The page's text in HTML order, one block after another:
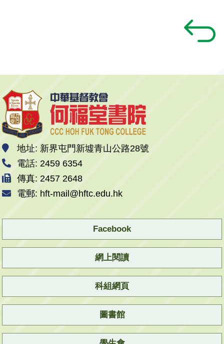
地址: 新界屯門新墟青山公路28號
電話: 2459 6354
傳真: 2457 2648
電郵: hft-mail@hftc.edu.hk
Facebook
網上閱讀
科組網頁
圖書館